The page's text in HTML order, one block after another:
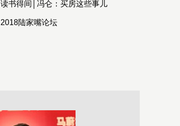
读书得间│冯仑：买房这些事儿
2018陆家嘴论坛